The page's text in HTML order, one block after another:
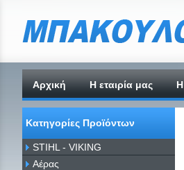
Αρχική H εταιρία μας
Κατηγορίες Προϊόντων
STIHL - VIKING
Αέρας